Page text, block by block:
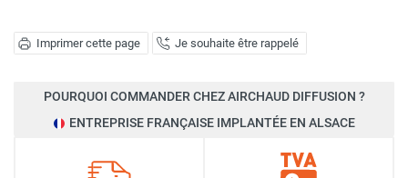
Imprimer cette page Je souhaite être rappelé
POURQUOI COMMANDER CHEZ AIRCHAUD DIFFUSION ?
ENTREPRISE FRANÇAISE IMPLANTÉE EN ALSACE